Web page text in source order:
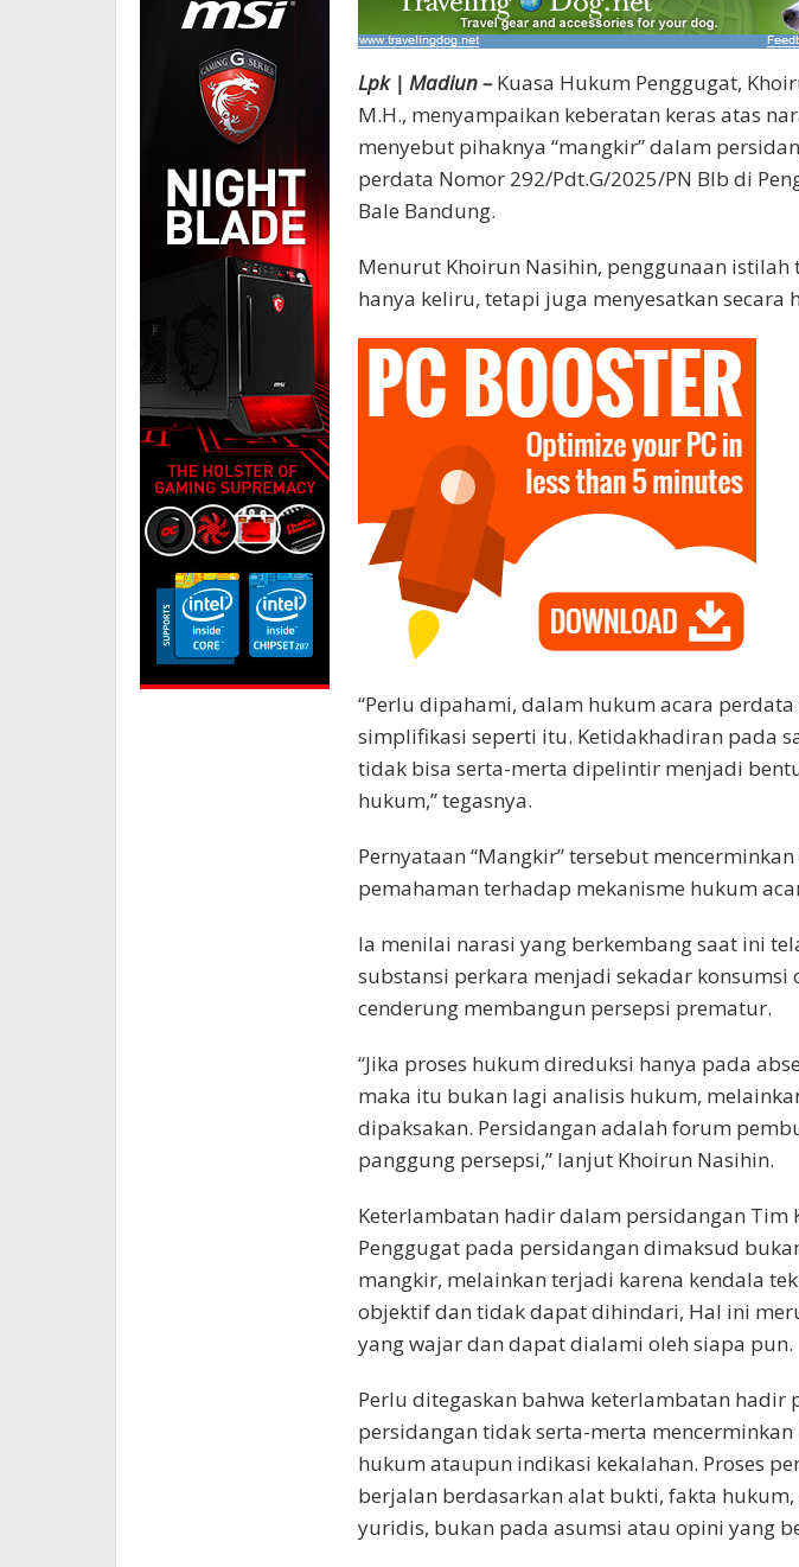
Lpk | Madiun – Kuasa Hukum Penggugat,
M.H., menyampaikan keberatan keras atas
menyebut pihaknya “mangkir” dalam
perdata Nomor 292/Pdt.G/2025/PN Blb di
Bale Bandung.
Menurut Khoirun Nasihin, penggunaan istilah
hanya keliru, tetapi juga menyesatkan secara
“Perlu dipahami, dalam hukum acara
simplifikasi seperti itu. Ketidakhadiran pada
tidak bisa serta-merta dipelintir menjadi
hukum,” tegasnya.
Pernyataan “Mangkir” tersebut
pemahaman terhadap mekanisme hukum
Ia menilai narasi yang berkembang saat ini
substansi perkara menjadi sekadar konsumsi
cenderung membangun persepsi prematur.
“Jika proses hukum direduksi hanya pada
maka itu bukan lagi analisis hukum,
dipaksakan. Persidangan adalah forum
panggung persepsi,” lanjut Khoirun Nasihin.
Keterlambatan hadir dalam persidangan Tim
Penggugat pada persidangan dimaksud
mangkir, melainkan terjadi karena kendala
objektif dan tidak dapat dihindari, Hal ini
yang wajar dan dapat dialami oleh siapa pun.
Perlu ditegaskan bahwa keterlambatan hadir
persidangan tidak serta-merta
hukum ataupun indikasi kekalahan. Proses
berjalan berdasarkan alat bukti, fakta
yuridis, bukan pada asumsi atau opini yang